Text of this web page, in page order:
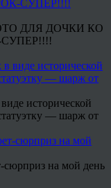
ДЛЯ ДОЧКИ КО
исторической
— шарж от
сюрприз на мой день